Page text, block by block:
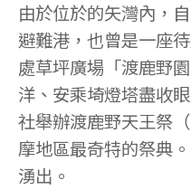
由於位於的矢灣內，
避難港，也曾是一座
處草坪廣場「渡鹿野
洋、安乘埼燈塔盡收
社舉辦渡鹿野天王祭
摩地區最奇特的祭典
湧出。